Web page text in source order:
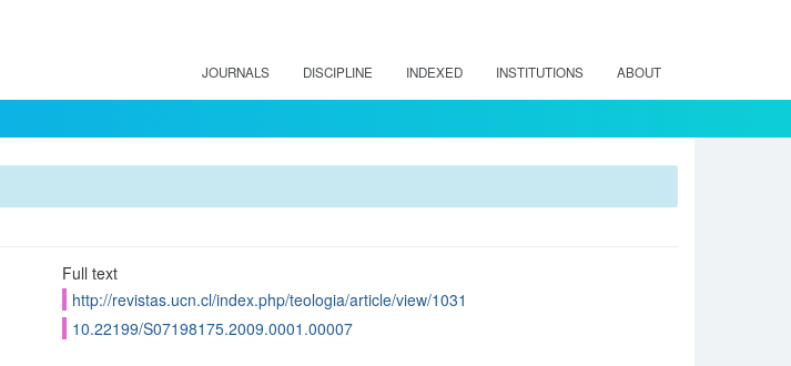
JOURNALS DISCIPLINE INDEXED INSTITUTIONS ABOUT
Full text
http://revistas.ucn.cl/index.php/teologia/article/view/1031
10.22199/S07198175.2009.0001.00007